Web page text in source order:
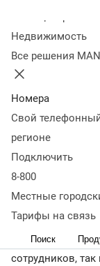
Недвижимость
Все решения
Номера
Свой
регионе
Подключить
8-800
Местные
Тарифы на связь
Поиск
получить
Срок
электронной
← Журнал
Некоторые
нужна ли им
слишком сложно
оформление. На
быстро и
договора
бумажной
сотрудников,